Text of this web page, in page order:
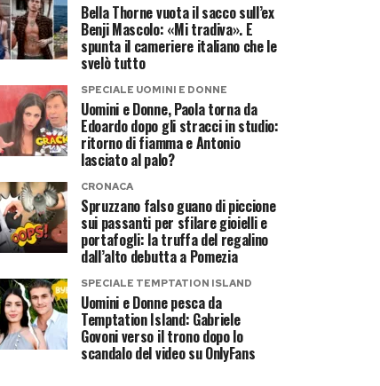
Bella Thorne vuota il sacco sull’ex
Benji Mascolo: «Mi tradiva». E
spunta il cameriere italiano che le
svelò tutto
SPECIALE UOMINI E DONNE
Uomini e Donne, Paola torna da
Edoardo dopo gli stracci in studio:
ritorno di fiamma e Antonio
lasciato al palo?
CRONACA
Spruzzano falso guano di piccione
sui passanti per sfilare gioielli e
portafogli: la truffa del regalino
dall’alto debutta a Pomezia
SPECIALE TEMPTATION ISLAND
Uomini e Donne pesca da
Temptation Island: Gabriele
Govoni verso il trono dopo lo
scandalo del video su OnlyFans